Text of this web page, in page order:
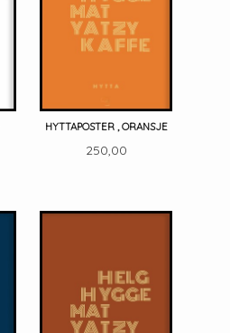
HYTTAPOSTER , ORANSJE
Pris
250,00